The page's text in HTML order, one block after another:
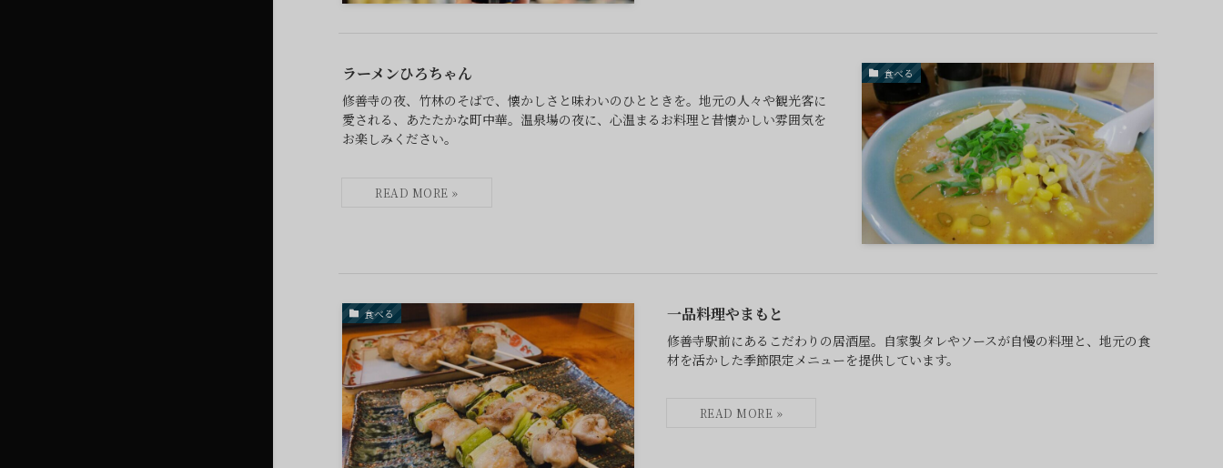
食べる
ラーメンひろちゃん
修善寺の夜、竹林のそばで、懐かしさと味わいのひとときを。地元の人々や観光客に
愛される、あたたかな町中華。温泉場の夜に、心温まるお料理と昔懐かしい雰囲気を
お楽しみください。
食べる 一品料理やまもと
修善寺駅前にあるこだわりの居酒屋。自家製タレやソースが自慢の料理と、地元の食
材を活かした季節限定メニューを提供しています。